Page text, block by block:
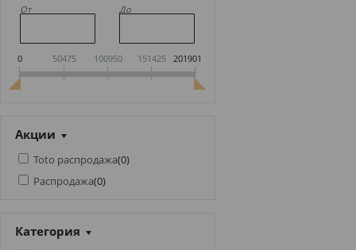
От До
0 50475 100950 151425 201901
Акции
Toto распродажа(0)
Распродажа(0)
Категория